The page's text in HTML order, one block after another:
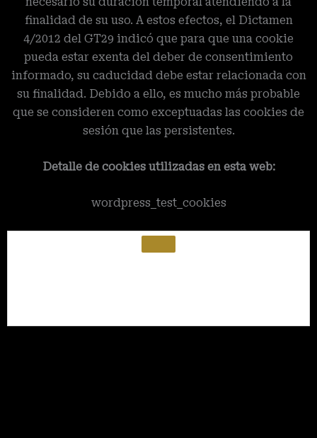
finalidad de su uso. A estos efectos, el Dictamen
4/2012 del GT29 indicó que para que una cookie
pueda estar exenta del deber de consentimiento
informado, su caducidad debe estar relacionada con
su finalidad. Debido a ello, es mucho más probable
que se consideren como exceptuadas las cookies de
sesión que las persistentes.
Detalle de cookies utilizadas en esta web:
wordpress_test_cookies